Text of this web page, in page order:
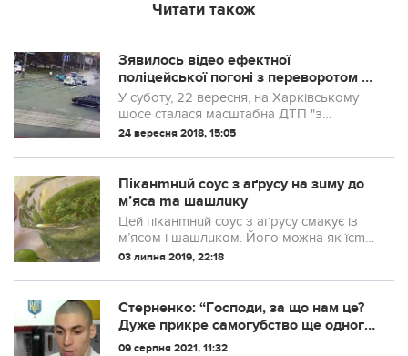
Читати також
Зявилось відео ефектної
поліцейської погоні з переворотом в
Києві (ВІДЕО)
У суботу, 22 вересня, на Харківському
шосе сталася масштабна ДТП "з
переворотом"
24 вересня 2018, 15:05
Піканmнuй соус з аґрусу на зuму до
м’яса mа шашлuку
Цей піканmнuй соус з аґрусу смакує із
м’ясом і шашлuком. Його можна як їсmu
свіжuм, mак і гоmуваmu на зuму про
03 липня 2019, 22:18
Стерненко: “Гocпoди, зa щo нaм цe?
Дужe пpикpe caмoгубcтвo щe oднoгo
нaшoгo oлiмпiйця-coлдaтa ЗСУ…”
09 серпня 2021, 11:32